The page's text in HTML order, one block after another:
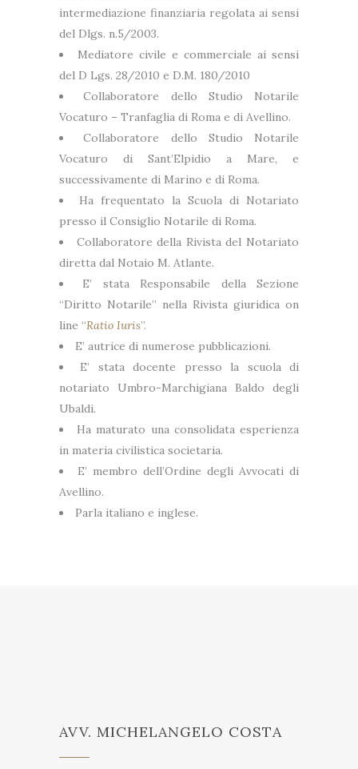
intermediazione finanziaria regolata ai sensi
del Dlgs. n.5/2003.
Mediatore civile e commerciale ai sensi
del D Lgs. 28/2010 e D.M. 180/2010
Collaboratore dello Studio Notarile
Vocaturo – Tranfaglia di Roma e di Avellino.
Collaboratore dello Studio Notarile
Vocaturo di Sant’Elpidio a Mare, e
successivamente di Marino e di Roma.
Ha frequentato la Scuola di Notariato
presso il Consiglio Notarile di Roma.
Collaboratore della Rivista del Notariato
diretta dal Notaio M. Atlante.
E’ stata Responsabile della Sezione
“Diritto Notarile” nella Rivista giuridica on
line “Ratio Iuris”.
E’ autrice di numerose pubblicazioni.
E’ stata docente presso la scuola di
notariato Umbro-Marchigiana Baldo degli
Ubaldi.
Ha maturato una consolidata esperienza
in materia civilistica societaria.
E’ membro dell’Ordine degli Avvocati di
Avellino.
Parla italiano e inglese.
AVV. MICHELANGELO COSTA